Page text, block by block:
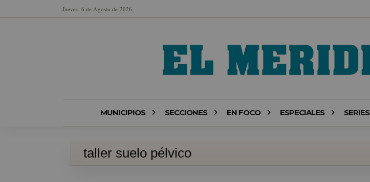
Jueves, 6 de Agosto de 2026
MUNICIPIOS SECCIONES EN FOCO ESPECIALES SERIES
taller suelo pélvico